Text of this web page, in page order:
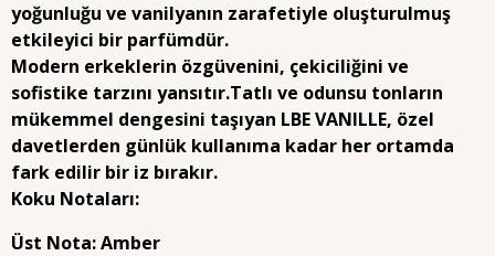
yoğunluğu ve vanilyanın zarafetiyle oluşturulmuş
etkileyici bir parfümdür.
Modern erkeklerin özgüvenini, çekiciliğini ve
sofistike tarzını yansıtır.Tatlı ve odunsu tonların
mükemmel dengesini taşıyan LBE VANILLE, özel
davetlerden günlük kullanıma kadar her ortamda
fark edilir bir iz bırakır.
Koku Notaları:
Üst Nota:Amber